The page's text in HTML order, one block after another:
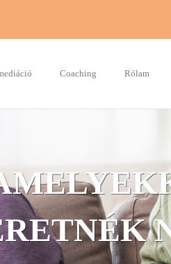
Coaching Rólam